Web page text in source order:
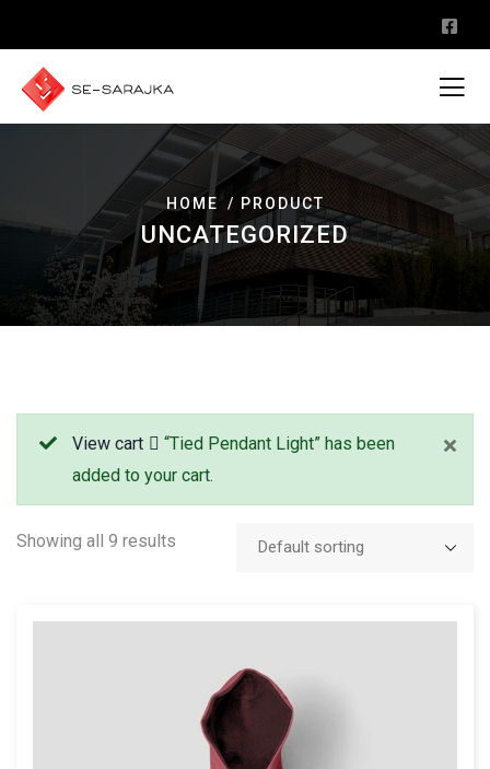
HOME PRODUCT
UNCATEGORIZED
View cart
“Tied Pendant Light” has been
added to your cart.
Showing all 9 results